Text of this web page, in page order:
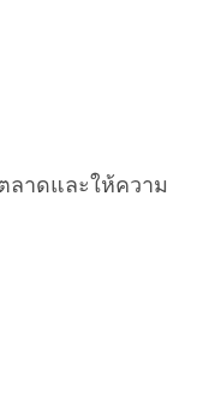
ลาดและให้ความ